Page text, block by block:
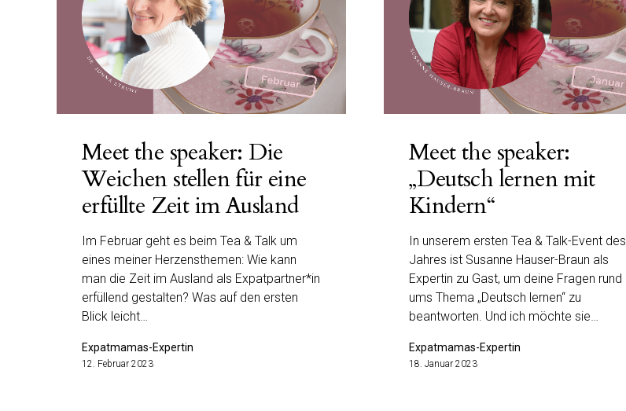
Meet the speaker: Die
Weichen stellen für eine
erfüllte Zeit im Ausland
Im Februar geht es beim Tea & Talk um
eines meiner Herzensthemen: Wie kann
man die Zeit im Ausland als Expatpartner*in
erfüllend gestalten? Was auf den ersten
Blick leicht…
Expatmamas-Expertin
12. Februar 2023
Meet the speaker:
„Deutsch lernen mit
Kindern“
In unserem ersten Tea & Talk-Event des
Jahres ist Susanne Hauser-Braun als
Expertin zu Gast, um deine Fragen rund
ums Thema „Deutsch lernen“ zu
beantworten. Und ich möchte sie…
Expatmamas-Expertin
18. Januar 2023